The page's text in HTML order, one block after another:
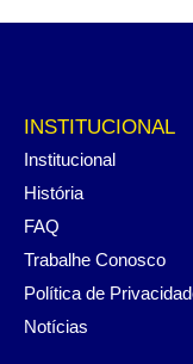
INSTITUCIONAL
Institucional
História
FAQ
Trabalhe Conosco
Política de
Notícias